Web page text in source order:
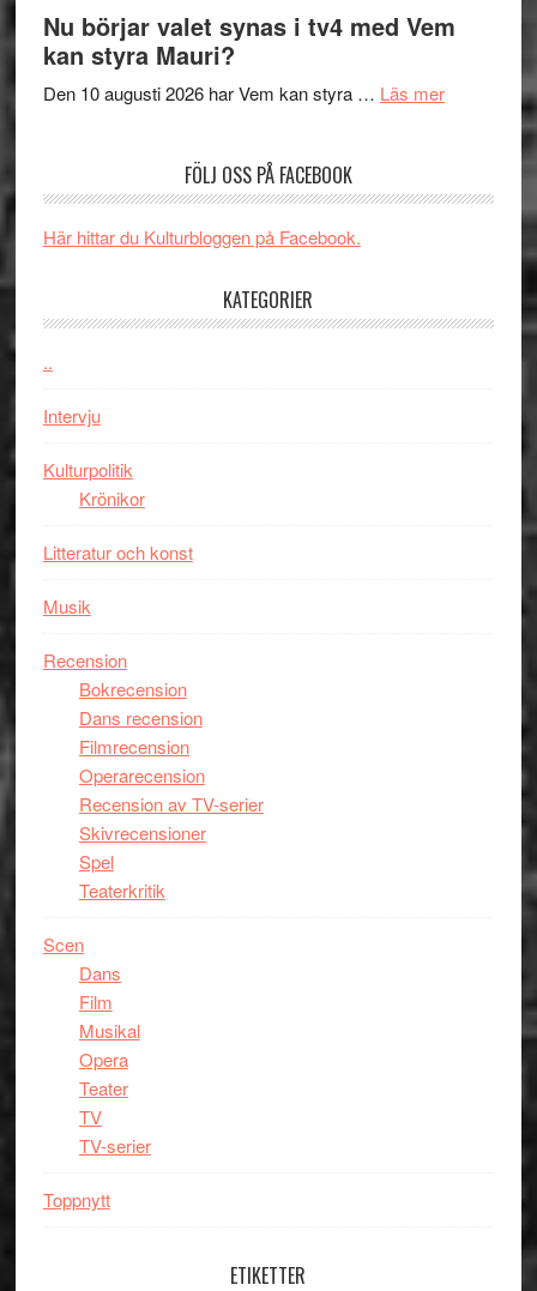
Artipelag
samtal
teater
The
´s
och
Jackie
Nu börjar valet synas i tv4 med Vem
kan styra Mauri?
Den 10 augusti 2026 har Vem kan styra … Läs merom
synas
Vem
FÖLJ OSS PÅ FACEBOOK
Här hittar du Kulturbloggen på Facebook.
KATEGORIER
..
Intervju
Kulturpolitik
Krönikor
Litteratur och konst
Musik
Recension
Bokrecension
Dans recension
Filmrecension
Operarecension
Recension av TV-serier
Skivrecensioner
Spel
Teaterkritik
Scen
Dans
Film
Musikal
Opera
Teater
TV
TV-serier
Toppnytt
ETIKETTER